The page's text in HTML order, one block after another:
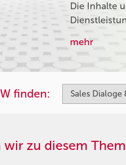
Die Inhalte
mehr
finden:
wir zu diesem